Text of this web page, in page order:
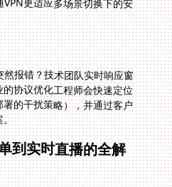
报错？技术团队实时响应窗
协议优化工程师会快速定位
的干扰策略），并通过客户
。
到实时直播的全解